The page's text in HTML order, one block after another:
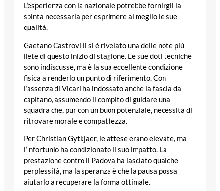
L’esperienza con la nazionale potrebbe fornirgli la
spinta necessaria per esprimere al meglio le sue
qualità.
Gaetano Castrovilli si è rivelato una delle note più
liete di questo inizio di stagione. Le sue doti tecniche
sono indiscusse, ma è la sua eccellente condizione
fisica a renderlo un punto di riferimento. Con
l’assenza di Vicari ha indossato anche la fascia da
capitano, assumendo il compito di guidare una
squadra che, pur con un buon potenziale, necessita di
ritrovare morale e compattezza.
Per Christian Gytkjaer, le attese erano elevate, ma
l’infortunio ha condizionato il suo impatto. La
prestazione contro il Padova ha lasciato qualche
perplessità, ma la speranza è che la pausa possa
aiutarlo a recuperare la forma ottimale.